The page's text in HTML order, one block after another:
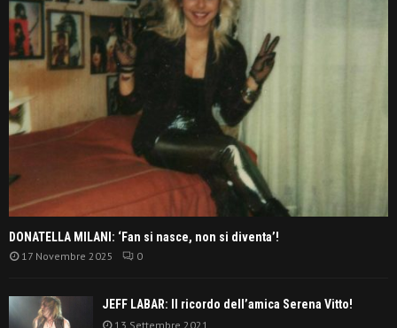
DONATELLA MILANI: ‘Fan si nasce, non si diventa’!
17 Novembre 2025 0
JEFF LABAR: Il ricordo dell’amica Serena Vitto!
13 Settembre 2021